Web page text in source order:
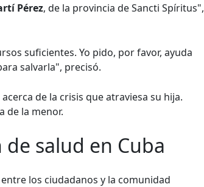
Pérez, de la provincia de Sancti Spíritus",
suficientes. Yo pido, por favor, ayuda
salvarla", precisó.
de la crisis que atraviesa su hija.
de la menor.
salud en Cuba
los ciudadanos y la comunidad